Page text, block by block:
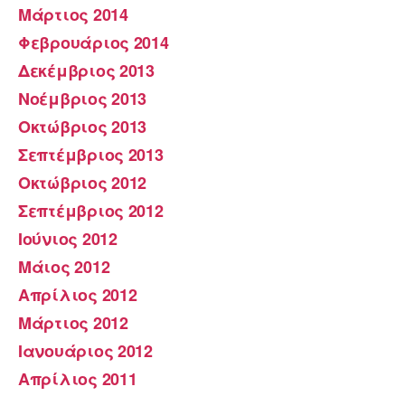
Μάρτιος 2014
Φεβρουάριος 2014
Δεκέμβριος 2013
Νοέμβριος 2013
Οκτώβριος 2013
Σεπτέμβριος 2013
Οκτώβριος 2012
Σεπτέμβριος 2012
Ιούνιος 2012
Μάιος 2012
Απρίλιος 2012
Μάρτιος 2012
Ιανουάριος 2012
Απρίλιος 2011